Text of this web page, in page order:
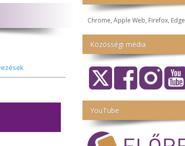
Chrome, Apple Web, Firefox, Edge
Közösségi média
YouTube